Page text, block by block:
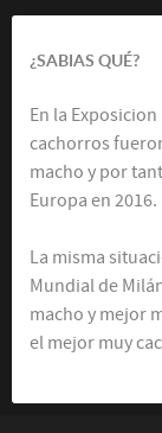
¿SABIAS QUÉ?
En la
cachorros
macho y por
Europa en 2016.
La misma
Mundial de
macho y mejor
el mejor muy